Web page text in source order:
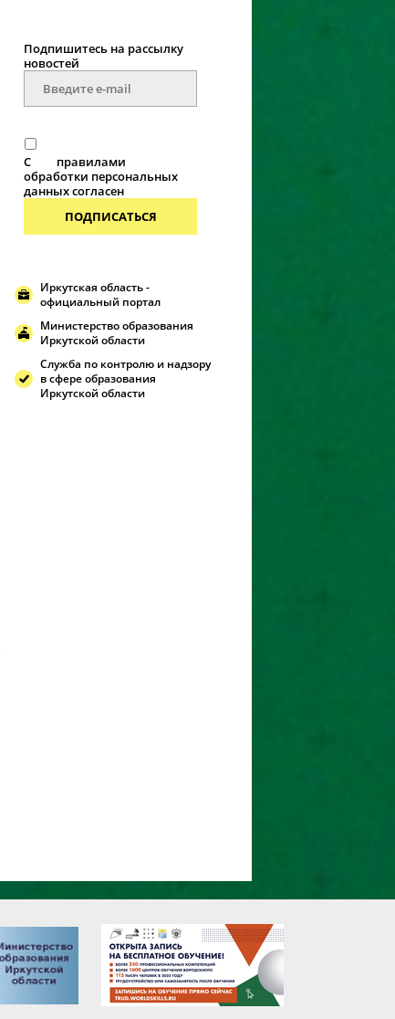
Подпишитесь на рассылку
новостей
С
правилами
обработки персональных
данных согласен
ПОДПИСАТЬСЯ
Иркутская область -
официальный портал
Министерство образования
Иркутской области
Служба по контролю и надзору
в сфере образования
Иркутской области